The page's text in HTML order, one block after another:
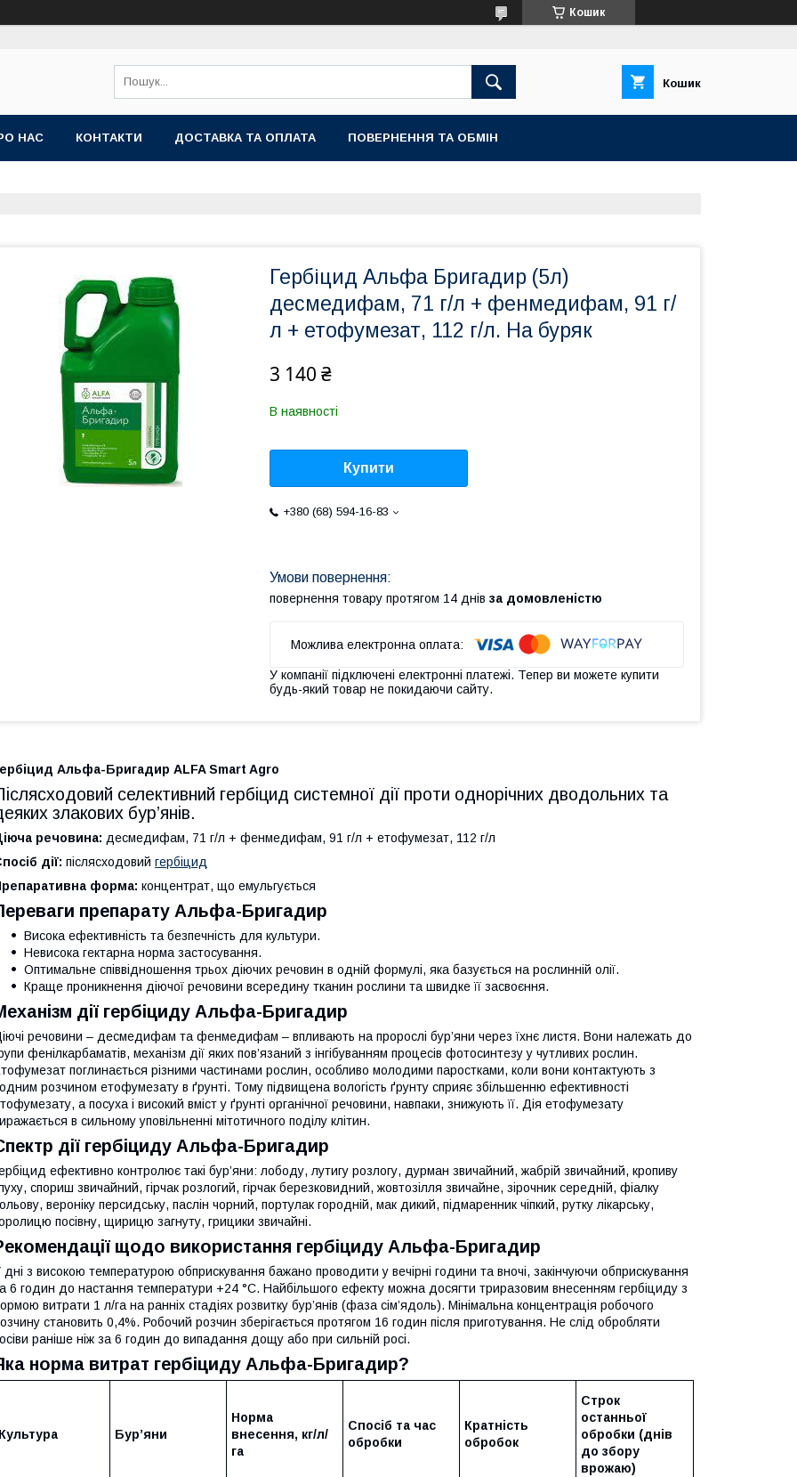
Кошик
Кошик
НАС КОНТАКТИ ДОСТАВКА ТА ОПЛАТА ПОВЕРНЕННЯ ТА ОБМІН
Гербіцид Альфа Бригадир (5л)
десмедифам, 71 г/л + фенмедифам, 91 г/
л + етофумезат, 112 г/л. На буряк
3 140 ₴
В наявності
Купити
+380 (68) 594-16-83
повернення товару протягом 14 днів за домовленістю
У компанії підключені електронні платежі. Тепер ви можете купити
будь-який товар не покидаючи сайту.
Альфа-Бригадир ALFA Smart Agro
селективний гербіцид системної дії проти однорічних дводольних та
злакових бур’янів.
речовина: десмедифам, 71 г/л + фенмедифам, 91 г/л + етофумезат, 112 г/л
дії: післясходовий гербіцид
форма: концентрат, що емульгується
препарату Альфа-Бригадир
Висока ефективність та безпечність для культури.
Невисока гектарна норма застосування.
Оптимальне співвідношення трьох діючих речовин в одній формулі, яка базується на рослинній олії.
Краще проникнення діючої речовини всередину тканин рослини та швидке її засвоєння.
дії гербіциду Альфа-Бригадир
речовини – десмедифам та фенмедифам – впливають на пророслі бур’яни через їхнє листя. Вони належать до
фенілкарбаматів, механізм дії яких пов’язаний з інгібуванням процесів фотосинтезу у чутливих рослин.
поглинається різними частинами рослин, особливо молодими паростками, коли вони контактують з
розчином етофумезату в ґрунті. Тому підвищена вологість ґрунту сприяє збільшенню ефективності
а посуха і високий вміст у ґрунті органічної речовини, навпаки, знижують її. Дія етофумезату
в сильному уповільненні мітотичного поділу клітин.
дії гербіциду Альфа-Бригадир
ефективно контролює такі бур’яни: лободу, лутигу розлогу, дурман звичайний, жабрій звичайний, кропиву
спориш звичайний, гірчак розлогий, гірчак березковидний, жовтозілля звичайне, зірочник середній, фіалку
вероніку персидську, паслін чорний, портулак городній, мак дикий, підмаренник чіпкий, рутку лікарську,
посівну, щирицю загнуту, грицики звичайні.
щодо використання гербіциду Альфа-Бригадир
дні з високою температурою обприскування бажано проводити у вечірні години та вночі, закінчуючи обприскування
6 годин до настання температури +24 °C. Найбільшого ефекту можна досягти триразовим внесенням гербіциду з
витрати 1 л/га на ранніх стадіях розвитку бур’янів (фаза сім’ядоль). Мінімальна концентрація робочого
становить 0,4%. Робочий розчин зберігається протягом 16 годин після приготування. Не слід обробляти
раніше ніж за 6 годин до випадання дощу або при сильній росі.
норма витрат гербіциду Альфа-Бригадир?
Культура Бур’яни
Норма
внесення, кг/л/
га
Спосіб та час
обробки
Кратність
обробок
Строк
останньої
обробки (днів
до збору
врожаю)